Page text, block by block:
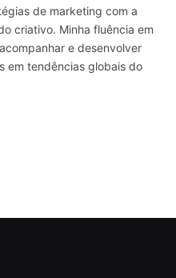
de marketing com a
criativo. Minha fluência em
e desenvolver
em tendências globais do